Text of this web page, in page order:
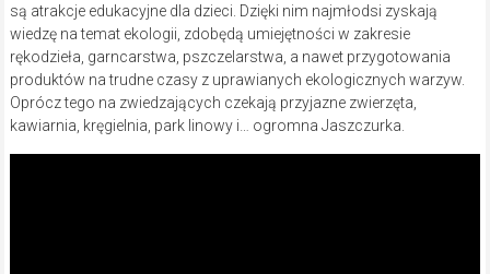
są atrakcje edukacyjne dla dzieci. Dzięki nim najmłodsi zyskają
wiedzę na temat ekologii, zdobędą umiejętności w zakresie
rękodzieła, garncarstwa, pszczelarstwa, a nawet przygotowania
produktów na trudne czasy z uprawianych ekologicznych warzyw.
Oprócz tego na zwiedzających czekają przyjazne zwierzęta,
kawiarnia, kręgielnia, park linowy i… ogromna Jaszczurka.